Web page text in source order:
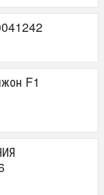
F1